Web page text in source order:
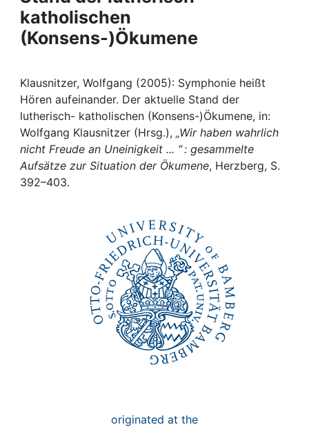
Institutions
My FIS
Help
katholischen
(Konsens-)Ökumene
Klausnitzer, Wolfgang (2005): Symphonie heißt
Hören aufeinander. Der aktuelle Stand der
lutherisch- katholischen (Konsens-)Ökumene, in:
Wolfgang Klausnitzer (Hrsg.), „Wir haben wahrlich
nicht Freude an Uneinigkeit ... “ : gesammelte
Aufsätze zur Situation der Ökumene, Herzberg, S.
392–403.
originated at the